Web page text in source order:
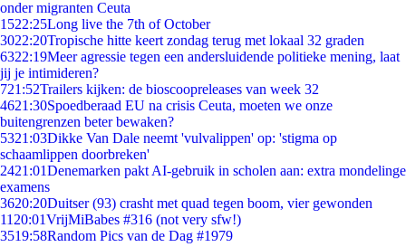
onder migranten Ceuta
1522:25Long live the 7th of October
3022:20Tropische hitte keert zondag terug met lokaal 32 graden
6322:19Meer agressie tegen een andersluidende politieke mening, laat
jij je intimideren?
721:52Trailers kijken: de bioscoopreleases van week 32
4621:30Spoedberaad EU na crisis Ceuta, moeten we onze
buitengrenzen beter bewaken?
5321:03Dikke Van Dale neemt 'vulvalippen' op: 'stigma op
schaamlippen doorbreken'
2421:01Denemarken pakt AI-gebruik in scholen aan: extra mondelinge
examens
3620:20Duitser (93) crasht met quad tegen boom, vier gewonden
11 20:01VrijMiBabes #316 (not very sfw!)
3519:58Random Pics van de Dag #1979